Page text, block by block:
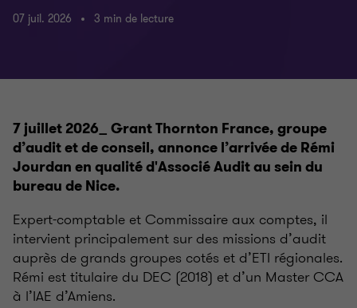
07 juil. 2026 3 min de lecture
7 juillet 2026_ Grant Thornton France, groupe
d’audit et de conseil, annonce l’arrivée de Rémi
Jourdan en qualité d'Associé Audit au sein du
bureau de Nice.
Expert-comptable et Commissaire aux comptes, il
intervient principalement sur des missions d’audit
auprès de grands groupes cotés et d’ETI régionales.
Rémi est titulaire du DEC (2018) et d’un Master CCA
à l’IAE d’Amiens.